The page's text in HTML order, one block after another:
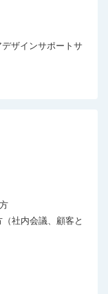
ザインサポートサ
社内会議、顧客と